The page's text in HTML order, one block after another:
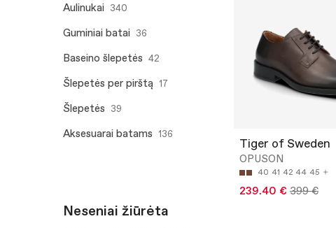
Aulinukai 340
Guminiai batai 36
Baseino šlepetės 42
Šlepetės per pirštą 17
Šlepetės 39
Aksesuarai batams 136
Neseniai žiūrėta
Tiger of Sweden
OPUSON
40 41 42 44 45
239.40 € 399 €